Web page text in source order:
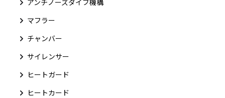
アンチノーズダイブ機構
マフラー
チャンバー
サイレンサー
ヒートガード
ヒートカード